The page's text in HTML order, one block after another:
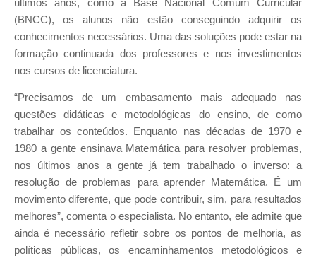
últimos anos, como a Base Nacional Comum Curricular
(BNCC), os alunos não estão conseguindo adquirir os
conhecimentos necessários. Uma das soluções pode estar na
formação continuada dos professores e nos investimentos
nos cursos de licenciatura.
“Precisamos de um embasamento mais adequado nas
questões didáticas e metodológicas do ensino, de como
trabalhar os conteúdos. Enquanto nas décadas de 1970 e
1980 a gente ensinava Matemática para resolver problemas,
nos últimos anos a gente já tem trabalhado o inverso: a
resolução de problemas para aprender Matemática. É um
movimento diferente, que pode contribuir, sim, para resultados
melhores”, comenta o especialista. No entanto, ele admite que
ainda é necessário refletir sobre os pontos de melhoria, as
políticas públicas, os encaminhamentos metodológicos e